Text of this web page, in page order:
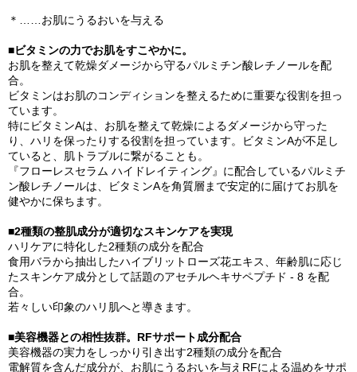
＊……お肌にうるおいを与える
■ビタミンの力でお肌をすこやかに。
お肌を整えて乾燥ダメージから守るパルミチン酸レチノールを配
合。
ビタミンはお肌のコンディションを整えるために重要な役割を担っ
ています。
特にビタミンAは、お肌を整えて乾燥によるダメージから守った
り、ハリを保ったりする役割を担っています。ビタミンAが不足し
ていると、肌トラブルに繋がることも。
『フローレスセラム ハイドレイティング』に配合しているパルミチ
ン酸レチノールは、ビタミンAを角質層まで安定的に届けてお肌を
健やかに保ちます。
■2種類の整肌成分が適切なスキンケアを実現
ハリケアに特化した2種類の成分を配合
食用バラから抽出したハイブリットローズ花エキス、年齢肌に応じ
たスキンケア成分として話題のアセチルヘキサペプチド - 8 を配
合。
若々しい印象のハリ肌へと導きます。
■美容機器との相性抜群。RFサポート成分配合
美容機器の実力をしっかり引き出す2種類の成分を配合
電解質を含んだ成分が、お肌にうるおいを与えRFによる温めをサポ